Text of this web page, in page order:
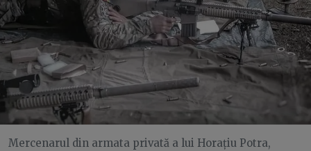
Mercenarul din armata privată a lui Horațiu Potra,